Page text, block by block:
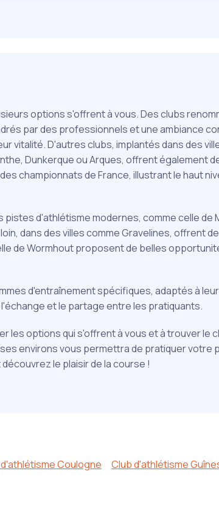
options s'offrent à vous. Des clubs
par des professionnels et une ambiance
vitalité. D'autres clubs, implantés dans des
Dunkerque ou Arques, offrent également
championnats de France, illustrant le haut
d'athlétisme modernes, comme celle de
dans des villes comme Gravelines, offrent
de Wormhout proposent de belles
d'entraînement spécifiques, adaptés à
et le partage entre les pratiquants.
options qui s'offrent à vous et à trouver le
environs vous permettra de pratiquer votre
le plaisir de la course !
Coulogne Club d'athlétisme